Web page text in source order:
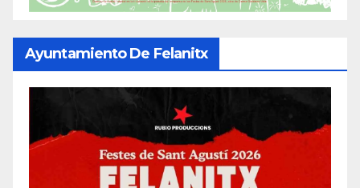
Ayuntamiento De Felanitx